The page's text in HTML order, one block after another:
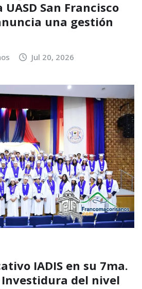
San Francisco
una gestión
Jul 20, 2026
IADIS en su 7ma.
Investidura del nivel